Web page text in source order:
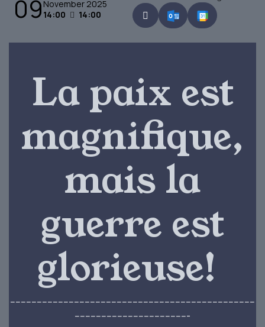
09 November 2025
14:00
14:00
La paix est
magnifique,
mais la
guerre est
glorieuse!
--------------------------------------------------------------------------------------------
-------------------------------------------